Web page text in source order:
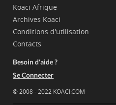
Koaci Afrique
Archives Koaci
Conditions d'utilisation
Contacts
Besoin d'aide ?
Se Connecter
© 2008 - 2022 KOACI.COM